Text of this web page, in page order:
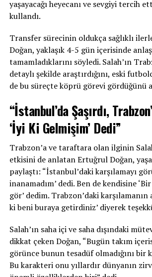
yaşayacağı heyecanı ve sevgiyi tercih
kullandı.
Transfer sürecinin oldukça sağlıklı
Doğan, yaklaşık 4-5 gün içerisinde
tamamladıklarını söyledi. Salah’ın
detaylı şekilde araştırdığını, eski
de bu süreçte köprü görevi gördüğünü
“İstanbul’da Şaşırdı,
‘İyi Ki Gelmişim’ Dedi”
Trabzon’a ve taraftara olan ilginin
etkisini de anlatan Ertuğrul Doğan,
paylaştı: “İstanbul’daki karşılamayı
inanamadım’ dedi. Ben de kendisine
gör’ dedim. Trabzon’daki karşılamanın
ki beni buraya getirdiniz’ diyerek
Salah’ın saha içi ve saha dışındaki
dikkat çeken Doğan, “Bugün takım
görünce bunun tesadüf olmadığını bir
Bu karakteri onu yıllardır dünyanın